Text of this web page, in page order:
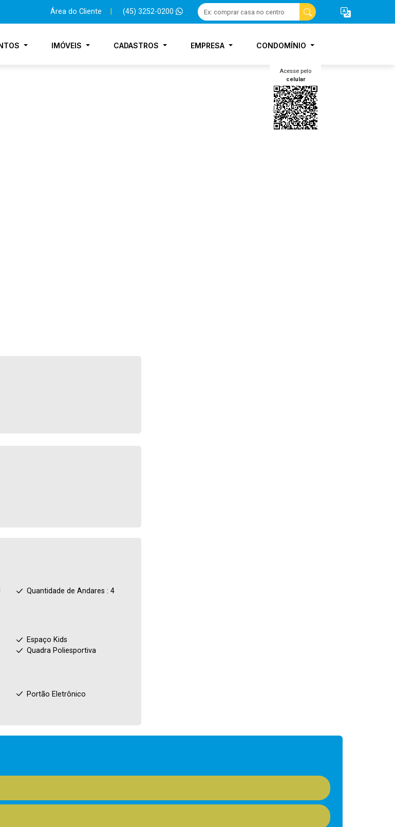
Área do Cliente (45) 3252-0200
IMÓVEIS CADASTROS EMPRESA CONDOMÍNIO
Acesse pelo
celular
Quantidade de Andares : 4
Espaço Kids
Quadra Poliesportiva
Portão Eletrônico